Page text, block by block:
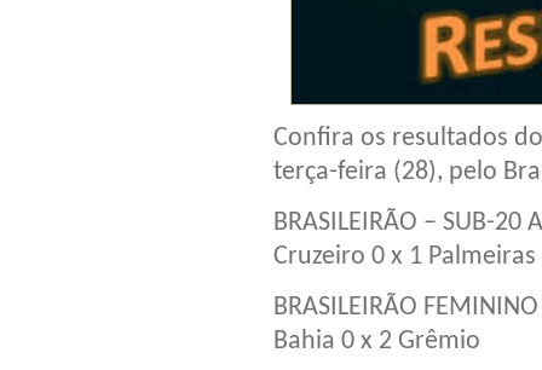
Confira os resultados
terça-feira (28), pelo
BRASILEIRÃO – SUB-20
Cruzeiro 0 x 1 Palmeiras
BRASILEIRÃO
Bahia 0 x 2 Grêmio